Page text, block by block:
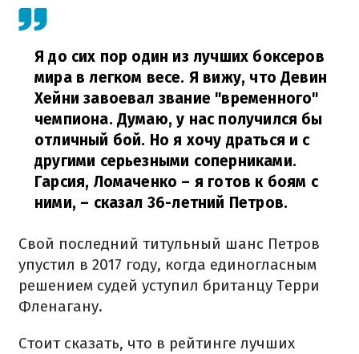
Я до сих пор один из лучших боксеров
мира в легком весе. Я вижу, что Девин
Хейни завоевал звание "временного"
чемпиона. Думаю, у нас получился бы
отличный бой. Но я хочу драться и с
другими серьезными соперниками.
Гарсия, Ломаченко – я готов к боям с
ними, – сказал 36-летний Петров.
Свой последний титульный шанс Петров
упустил в 2017 году, когда единогласным
решением судей уступил британцу Терри
Фленагану.
Стоит сказать, что в рейтинге лучших